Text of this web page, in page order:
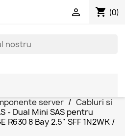
shopping_cart (0)

server
Cabluri si
- Dual Mini SAS pentru
R630 8 Bay 2.5" SFF 1N2WK /